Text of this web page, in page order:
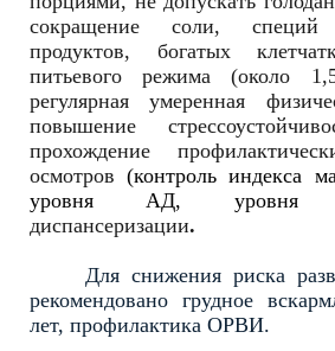
сокращение соли,
продуктов, богатых
питьевого режима (около
регулярная умеренная
повышение
прохождение
осмотров (контроль индекса
уровня АД, уровня
диспансеризации.
Для снижения риска
рекомендовано грудное
лет, профилактика ОРВИ.